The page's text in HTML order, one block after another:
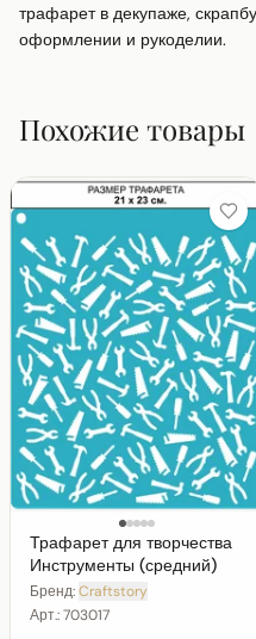
трафарет в декупаже,
оформлении и рукоделии.
Похожие товары
Трафарет для творчества
Инструменты (средний)
Бренд:Craftstory
Арт.:703017